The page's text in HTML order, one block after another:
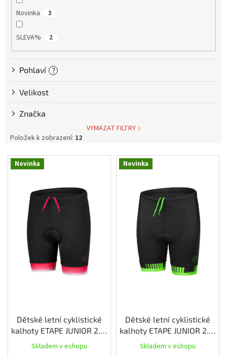
Doplňky
Poukazy
pro
cyklisty
pro
věrné
Přihlášení
Novinka 3
SLEVA% 2
Pohlaví ?
Velikost
Značka
VYMAZAT FILTRY
Položek k zobrazení: 12
V Novinka
Dětské letní cyklistické
kalhoty ETAPE JUNIOR 2.0,
černá/růžová
Skladem v eshopu
Novinka
Dětské letní cyklistické
kalhoty ETAPE JUNIOR 2.0,
černá/zelená
Skladem v eshopu